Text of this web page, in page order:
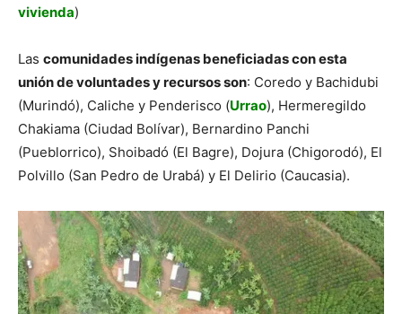
vivienda)
Las comunidades indígenas beneficiadas con esta
unión de voluntades y recursos son: Coredo y Bachidubi
(Murindó), Caliche y Penderisco (Urrao), Hermeregildo
Chakiama (Ciudad Bolívar), Bernardino Panchi
(Pueblorrico), Shoibadó (El Bagre), Dojura (Chigorodó), El
Polvillo (San Pedro de Urabá) y El Delirio (Caucasia).